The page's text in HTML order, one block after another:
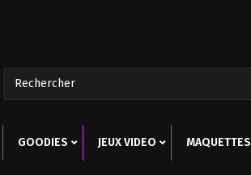
GOODIES JEUX VIDEO MAQUETTES